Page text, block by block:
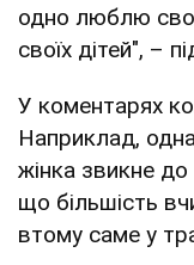
одно люблю
своїх дітей", –
У коментарях
Наприклад,
жінка звикне
що більшість
втому саме у